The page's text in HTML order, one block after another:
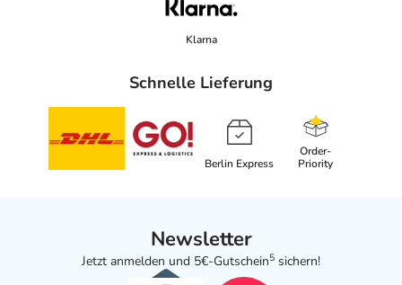
Klarna
Schnelle Lieferung
Berlin Express
Order-
Priority
Newsletter
Jetzt anmelden und 5€-Gutschein5 sichern!